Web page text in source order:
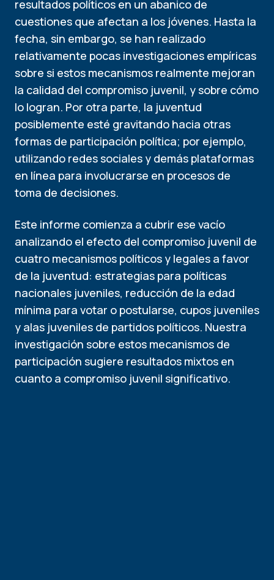
resultados políticos en un abanico de
cuestiones que afectan a los jóvenes. Hasta la
fecha, sin embargo, se han realizado
relativamente pocas investigaciones empíricas
sobre si estos mecanismos realmente mejoran
la calidad del compromiso juvenil, y sobre cómo
lo logran. Por otra parte, la juventud
posiblemente esté gravitando hacia otras
formas de participación política; por ejemplo,
utilizando redes sociales y demás plataformas
en línea para involucrarse en procesos de
toma de decisiones.
Este informe comienza a cubrir ese vacío
analizando el efecto del compromiso juvenil de
cuatro mecanismos políticos y legales a favor
de la juventud: estrategias para políticas
nacionales juveniles, reducción de la edad
mínima para votar o postularse, cupos juveniles
y alas juveniles de partidos políticos. Nuestra
investigación sobre estos mecanismos de
participación sugiere resultados mixtos en
cuanto a compromiso juvenil significativo.